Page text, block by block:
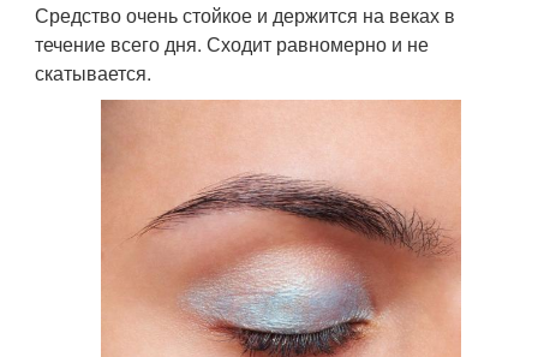
Средство очень стойкое и держится на веках в
течение всего дня. Сходит равномерно и не
скатывается.